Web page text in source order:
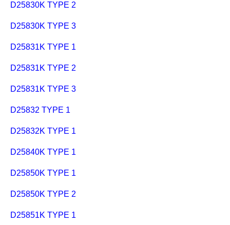
D25830K TYPE 2
D25830K TYPE 3
D25831K TYPE 1
D25831K TYPE 2
D25831K TYPE 3
D25832 TYPE 1
D25832K TYPE 1
D25840K TYPE 1
D25850K TYPE 1
D25850K TYPE 2
D25851K TYPE 1